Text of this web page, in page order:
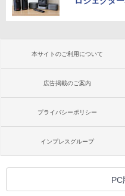
本サイトのご利用について
広告掲載のご案内
プライバシーポリシー
インプレスグループ
PC